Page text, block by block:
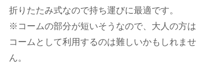
折りたたみ式なので持ち運びに最適です。
※コームの部分が短いそうなので、大人の方は
コームとして利用するのは難しいかもしれませ
ん。